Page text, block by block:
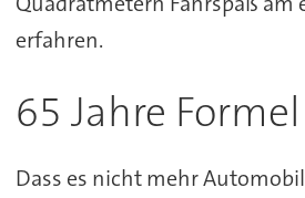
erfahren.
65 Jahre
Dass es nicht mehr